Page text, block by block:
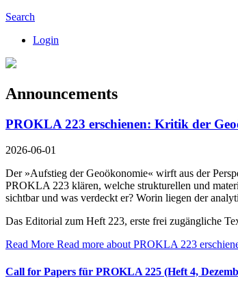
Search
Login
Announcements
PROKLA 223 erschienen: Kritik der
2026-06-01
Der »Aufstieg der Geoökonomie« wirft aus der
PROKLA 223 klären, welche strukturellen und
sichtbar und was verdeckt er? Worin liegen der
Das Editorial zum Heft 223, erste frei zugängliche
Read More Read more about PROKLA 223
Call for Papers für PROKLA 225 (Heft 4,